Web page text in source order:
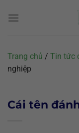
đến
Trang chủ / Tin tức
nghiệp
Cái tên